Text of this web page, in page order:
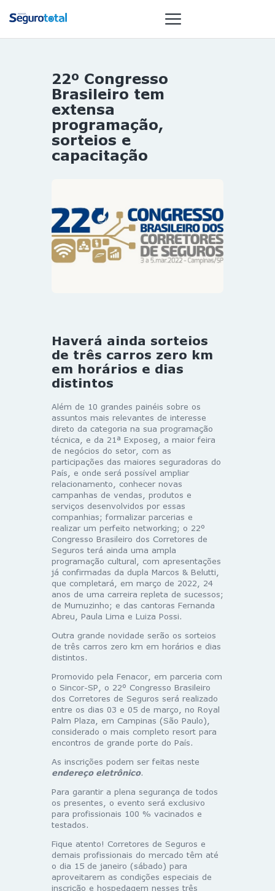
NOTÍCIAS
REVISTA
ESPECIAIS
GAIVOTA DE
OURO
GESTORAS
HOMEST
HOME
22º Congresso
Brasileiro tem
extensa
programação,
sorteios e
capacitação
Haverá ainda sorteios
de três carros zero km
em horários e dias
distintos
Além de 10 grandes painéis sobre os
assuntos mais relevantes de interesse
direto da categoria na sua programação
técnica, e da 21ª Exposeg, a maior feira
de negócios do setor, com as
participações das maiores seguradoras do
País, e onde será possível ampliar
relacionamento, conhecer novas
campanhas de vendas, produtos e
serviços desenvolvidos por essas
companhias; formalizar parcerias e
realizar um perfeito networking; o 22º
Congresso Brasileiro dos Corretores de
Seguros terá ainda uma ampla
programação cultural, com apresentações
já confirmadas da dupla Marcos & Belutti,
que completará, em março de 2022, 24
anos de uma carreira repleta de sucessos;
de Mumuzinho; e das cantoras Fernanda
Abreu, Paula Lima e Luiza Possi.
Outra grande novidade serão os sorteios
de três carros zero km em horários e dias
distintos.
Promovido pela Fenacor, em parceria com
o Sincor-SP, o 22º Congresso Brasileiro
dos Corretores de Seguros será realizado
entre os dias 03 e 05 de março, no Royal
Palm Plaza, em Campinas (São Paulo),
considerado o mais completo resort para
encontros de grande porte do País.
As inscrições podem ser feitas neste
endereço eletrônico.
Para garantir a plena segurança de todos
os presentes, o evento será exclusivo
para profissionais 100 % vacinados e
testados.
Fique atento! Corretores de Seguros e
demais profissionais do mercado têm até
o dia 15 de janeiro (sábado) para
aproveitarem as condições especiais de
inscrição e hospedagem nesses três